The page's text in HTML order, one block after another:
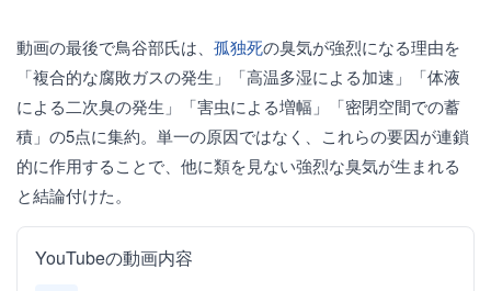
動画の最後で鳥谷部氏は、 孤独死の臭気が強烈になる理由を
「複合的な腐敗ガスの発生」「高温多湿による加速」「体液
による二次臭の発生」「害虫による増幅」「密閉空間での蓄
積」の5点に集約。単一の原因ではなく、これらの要因が連鎖
的に作用することで、他に類を見ない強烈な臭気が生まれる
と結論付けた。
YouTubeの動画内容